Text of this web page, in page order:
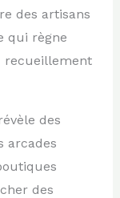
des artisans
qui règne
recueillement
des
arcades
des